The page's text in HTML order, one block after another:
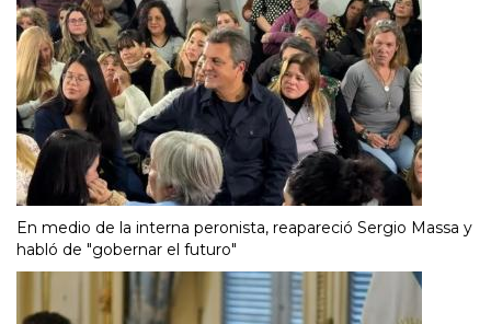
En medio de la interna peronista, reapareció Sergio Massa y
habló de "gobernar el futuro"